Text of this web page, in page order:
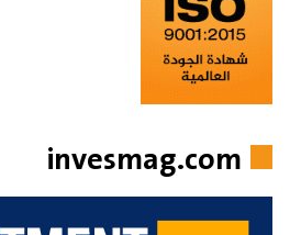
invesmag.com